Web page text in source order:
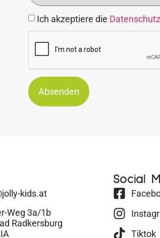
Ich akzeptiere die
Absenden
kids.at
Weg 3a/1b
Radkersburg
Social
Tiktok